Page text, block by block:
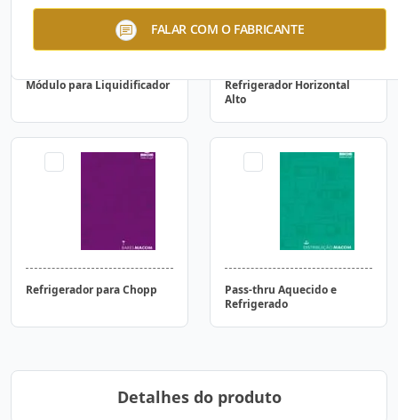
FALAR COM O FABRICANTE
Módulo para Liquidificador
Refrigerador Horizontal
Alto
Refrigerador para Chopp
Pass-thru Aquecido e
Refrigerado
Detalhes do produto